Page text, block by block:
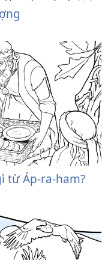
từ Áp-ra-ham?